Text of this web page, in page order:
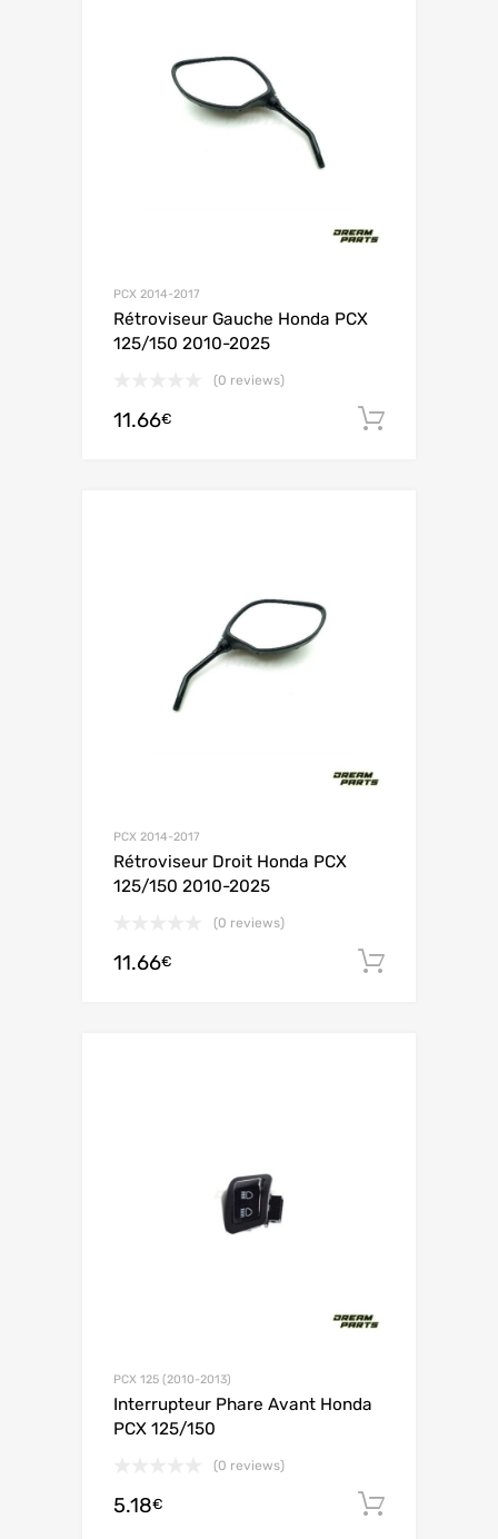
PCX 2014-2017
Rétroviseur Gauche Honda PCX
125/150 2010-2025
(0 reviews)
11.66€
PCX 2014-2017
Rétroviseur Droit Honda PCX
125/150 2010-2025
(0 reviews)
11.66€
PCX 125 (2010-2013)
Interrupteur Phare Avant Honda
PCX 125/150
(0 reviews)
5.18€